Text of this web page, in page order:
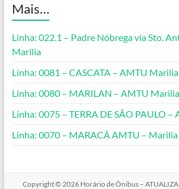
Mais…
Linha: 022.1 – Padre Nóbrega via Sto.
Marilia
Linha: 0081 – CASCATA – AMTU Marilia
Linha: 0080 – MARILAN – AMTU Marilia
Linha: 0075 – TERRA DE SÃO PAULO
Linha: 0070 – MARACÁ AMTU – Marilia
Copyright © 2026 Horário de Ônibus –